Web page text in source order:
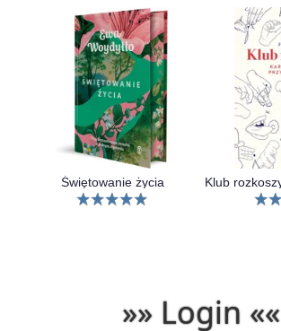
Świętowanie życia
»» Login ««